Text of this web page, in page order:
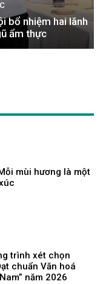
bổ nhiệm hai lãnh
ẩm thực
mùi hương là một
trình xét chọn
chuẩn Văn hoá
năm 2026